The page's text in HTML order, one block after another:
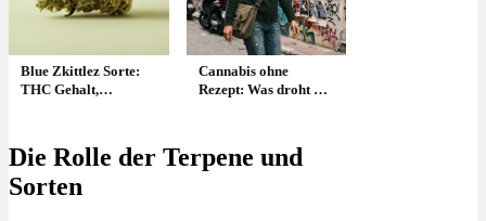
Blue Zkittlez Sorte:
THC Gehalt,
Cannabis ohne
Rezept: Was droht &
Die Rolle der Terpene und
Sorten